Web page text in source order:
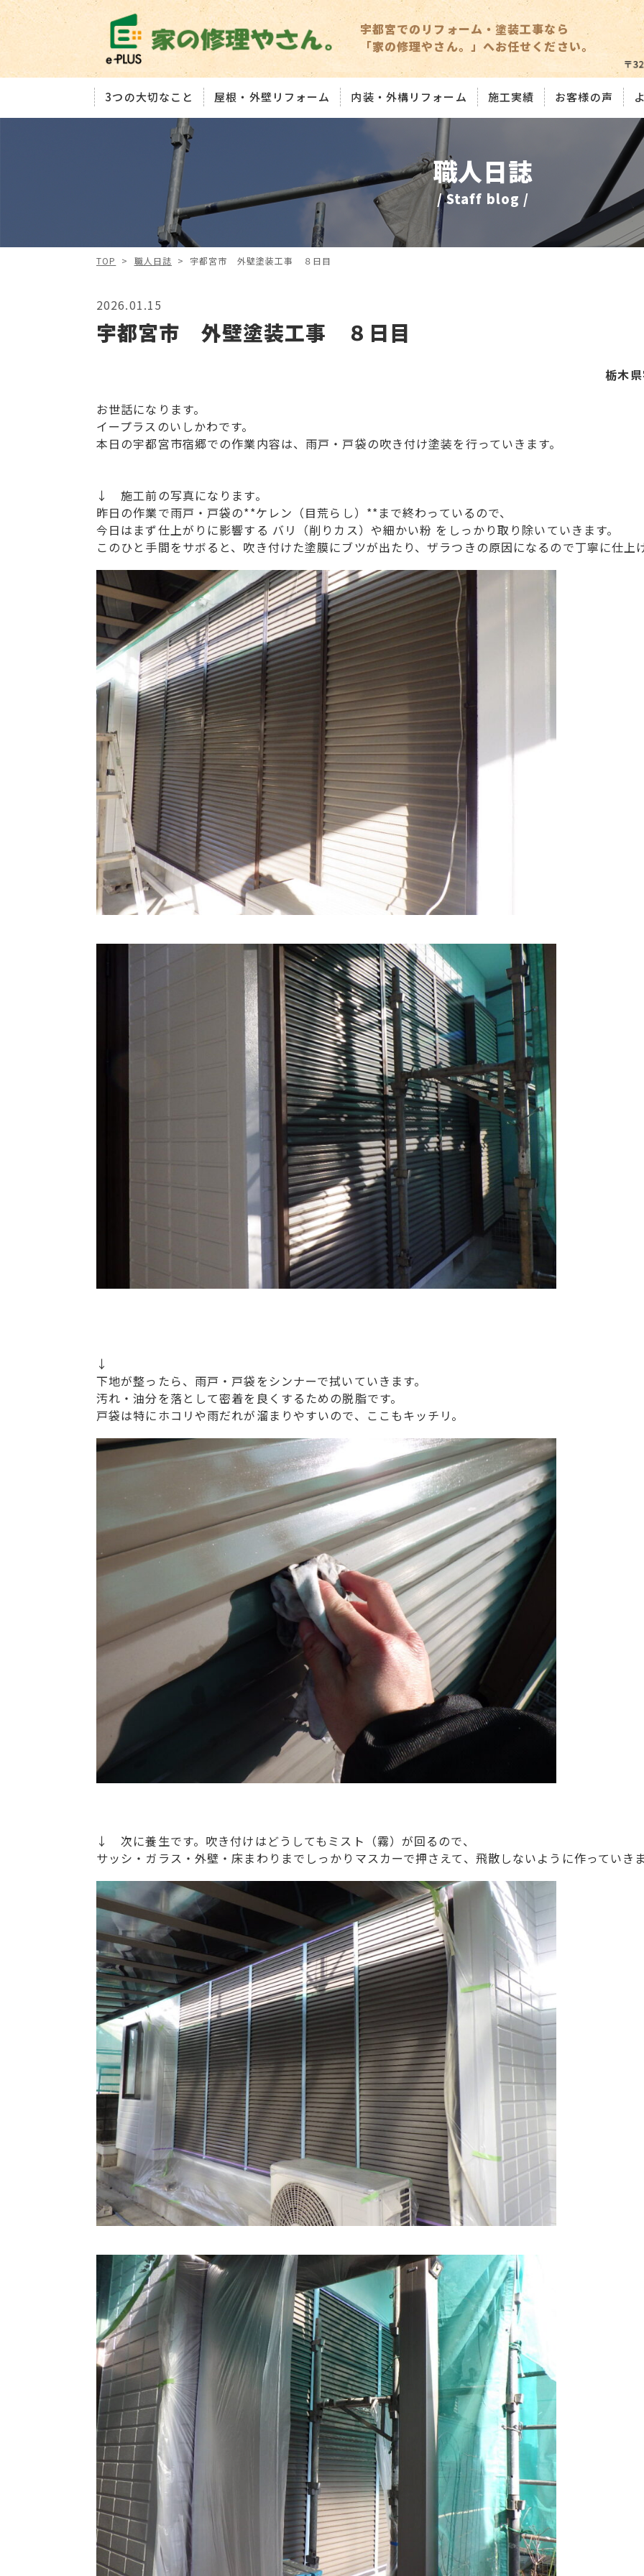
宇都宮でのリフォーム・塗装工事なら
「家の修理やさん。」へお任せください。
3つの大切なこと 屋根・外壁リフォーム 内装・外構リフォーム 施工実績 お客様の声
職人日誌
/ Staff blog /
TOP > 職人日誌 > 宇都宮市 外壁塗装工事 ８日目
2026.01.15
宇都宮市 外壁塗装工事 ８日目
栃木
お世話になります。
イープラスのいしかわです。
本日の宇都宮市宿郷での作業内容は、雨戸・戸袋の吹き付け塗装を行っていきます。
↓ 施工前の写真になります。
昨日の作業で雨戸・戸袋の**ケレン（目荒らし）**まで終わっているので、
今日はまず仕上がりに影響する バリ（削りカス）や細かい粉 をしっかり取り除いていきます。
このひと手間をサボると、吹き付けた塗膜にブツが出たり、ザラつきの原因になるので丁寧に仕上
↓
下地が整ったら、雨戸・戸袋をシンナーで拭いていきます。
汚れ・油分を落として密着を良くするための脱脂です。
戸袋は特にホコリや雨だれが溜まりやすいので、ここもキッチリ。
↓ 次に養生です。吹き付けはどうしてもミスト（霧）が回るので、
サッシ・ガラス・外壁・床まわりまでしっかりマスカーで押さえて、飛散しないように作っていき